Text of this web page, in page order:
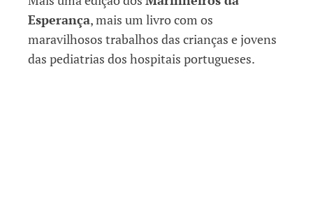
Esperança, mais um livro com os
maravilhosos trabalhos das crianças e jovens
das pediatrias dos hospitais portugueses.